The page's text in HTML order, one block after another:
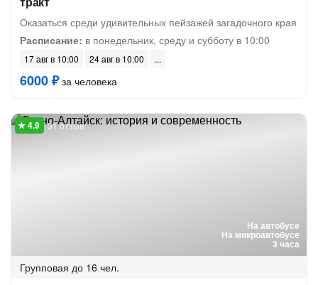
Оказаться среди удивительных пейзажей загадочного края
Расписание: в понедельник, среду и субботу в 10:00
17 авг в 10:00 24 авг в 10:00
6000 ₽за человека
На автобусе
На микроавтобусе
3 часа
31 отзыв
Групповая до 16 чел.